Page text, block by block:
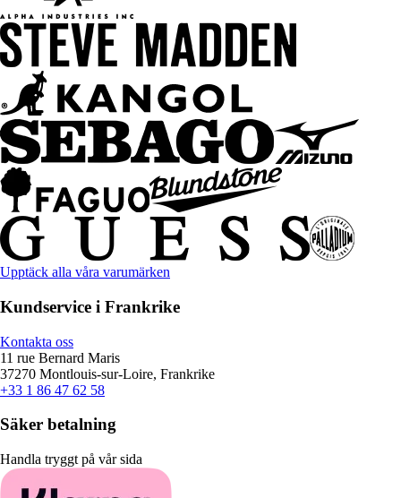
Upptäck alla våra varumärken
Kundservice i Frankrike
Kontakta oss
11 rue Bernard Maris
37270 Montlouis-sur-Loire, Frankrike
+33 1 86 47 62 58
Säker betalning
Handla tryggt på vår sida